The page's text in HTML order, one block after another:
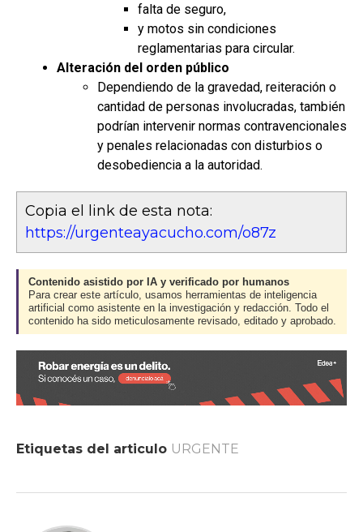
falta de seguro,
y motos sin condiciones
reglamentarias para circular.
Alteración del orden público
Dependiendo de la gravedad, reiteración o
cantidad de personas involucradas, también
podrían intervenir normas contravencionales
y penales relacionadas con disturbios o
desobediencia a la autoridad.
Copia el link de esta nota:
https://urgenteayacucho.com/o87z
Contenido asistido por IA y verificado por humanos
Para crear este artículo, usamos herramientas de inteligencia
artificial como asistente en la investigación y redacción. Todo el
contenido ha sido meticulosamente revisado, editado y aprobado.
Etiquetas del articulo URGENTE